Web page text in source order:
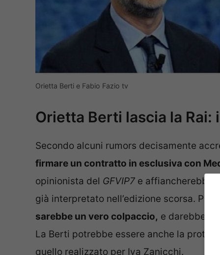
Orietta Berti e Fabio Fazio tv
Orietta Berti lascia la Rai:
Secondo alcuni rumors decisamente
firmare un contratto in esclusiva con
opinionista del GFVIP7 e affiancherebbe
già interpretato nell’edizione scorsa. Per
sarebbe un vero colpaccio, e darebbe
La Berti potrebbe essere anche la
quello realizzato per Iva Zanicchi.